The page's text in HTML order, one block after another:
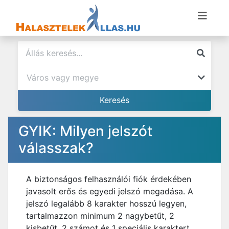
GYIK: Milyen jelszót
válasszak?
A biztonságos felhasználói fiók érdekében
javasolt erős és egyedi jelszó megadása. A
jelszó legalább 8 karakter hosszú legyen,
tartalmazzon minimum 2 nagybetűt, 2